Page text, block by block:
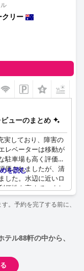
クリー
ューのまとめ
実しており、障害の
レベーターは移動が
駐車場も高く評価さ
価されましたが、清
した。水辺に近いロ
便性を高めていまし
的な体験を向上させ
作性を向上させるた
きだという意見も
を読む
。予約を完了する前に、
ル88軒の中から、